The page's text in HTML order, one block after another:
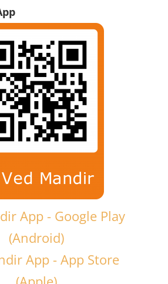
App - Google Play
(Android)
App - App Store